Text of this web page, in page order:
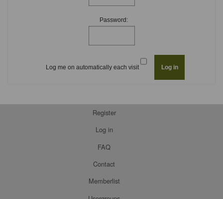
Password:
Log me on automatically each visit
Register
Log in
FAQ
Contact
Memberlist